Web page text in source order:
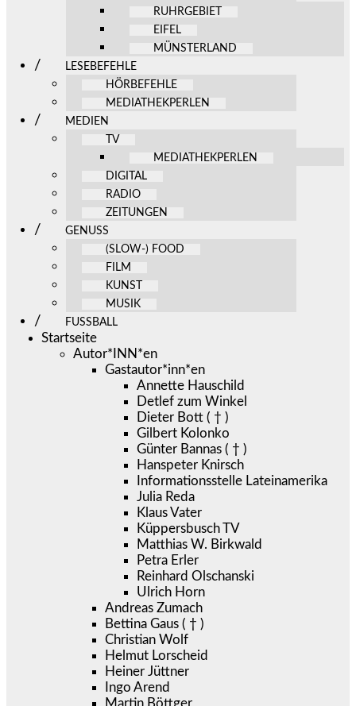
RUHRGEBIET
EIFEL
MÜNSTERLAND
LESEBEFEHLE
HÖRBEFEHLE
MEDIATHEKPERLEN
MEDIEN
TV
MEDIATHEKPERLEN
DIGITAL
RADIO
ZEITUNGEN
GENUSS
(SLOW-) FOOD
FILM
KUNST
MUSIK
FUSSBALL
Startseite
Autor*INN*en
Gastautor*inn*en
Annette Hauschild
Detlef zum Winkel
Dieter Bott ( † )
Gilbert Kolonko
Günter Bannas ( † )
Hanspeter Knirsch
Informationsstelle Lateinamerika
Julia Reda
Klaus Vater
Küppersbusch TV
Matthias W. Birkwald
Petra Erler
Reinhard Olschanski
Ulrich Horn
Andreas Zumach
Bettina Gaus ( † )
Christian Wolf
Helmut Lorscheid
Heiner Jüttner
Ingo Arend
Martin Böttger